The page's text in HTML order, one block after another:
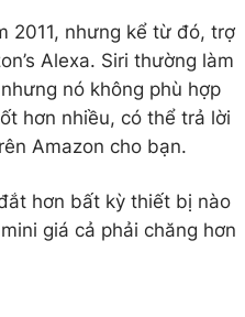
2011, nhưng kể từ đó, trợ
Alexa. Siri thường làm
nó không phù hợp
hơn nhiều, có thể trả lời
Amazon cho bạn.
hơn bất kỳ thiết bị nào
giá cả phải chăng hơn